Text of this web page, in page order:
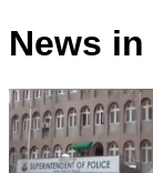
News